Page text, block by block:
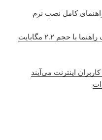
کامل نصب نرم
حجم ۲.۲ مگابایت
اینترنت می‌آیند